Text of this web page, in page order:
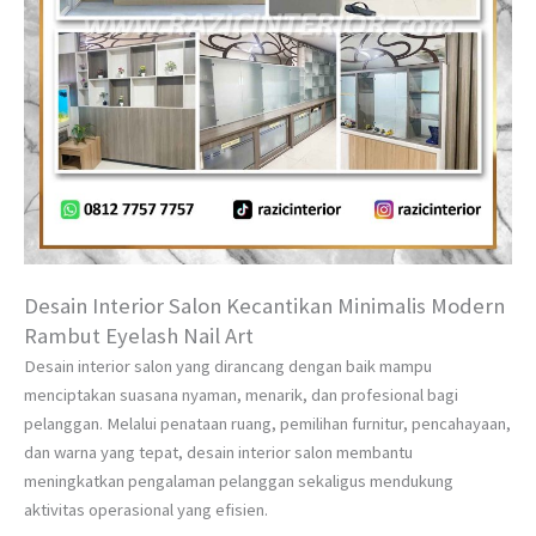
Desain Interior Salon Kecantikan Minimalis Modern
Rambut Eyelash Nail Art
Desain interior salon yang dirancang dengan baik mampu
menciptakan suasana nyaman, menarik, dan profesional bagi
pelanggan. Melalui penataan ruang, pemilihan furnitur, pencahayaan,
dan warna yang tepat, desain interior salon membantu
meningkatkan pengalaman pelanggan sekaligus mendukung
aktivitas operasional yang efisien.